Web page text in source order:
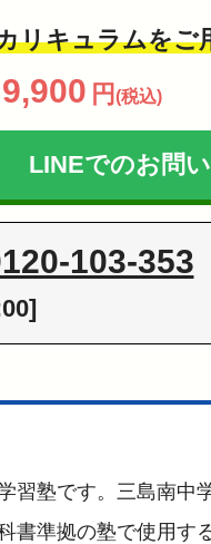
リキュラムをご
9,900 円 (税込)
LINEでのお問
103-353
習塾です。三島南中
準拠の塾で使用す